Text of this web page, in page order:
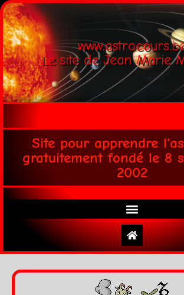
Le site de Jean Marie
Site pour apprendre
gratuitement fondé le 8
2002